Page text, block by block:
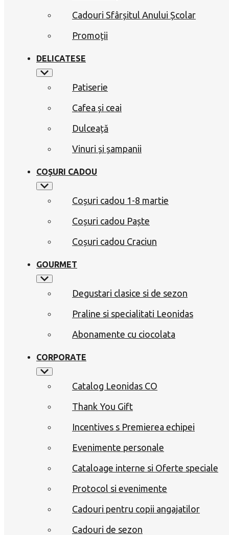
Cadouri Sfârșitul Anului Școlar
Promoții
DELICATESE
Patiserie
Cafea și ceai
Dulceață
Vinuri și șampanii
COȘURI CADOU
Coșuri cadou 1-8 martie
Coșuri cadou Paște
Coșuri cadou Craciun
GOURMET
Degustari clasice si de sezon
Praline si specialitati Leonidas
Abonamente cu ciocolata
CORPORATE
Catalog Leonidas CO
Thank You Gift
Incentives s Premierea echipei
Evenimente personale
Cataloage interne si Oferte speciale
Protocol si evenimente
Cadouri pentru copii angajatilor
Cadouri de sezon